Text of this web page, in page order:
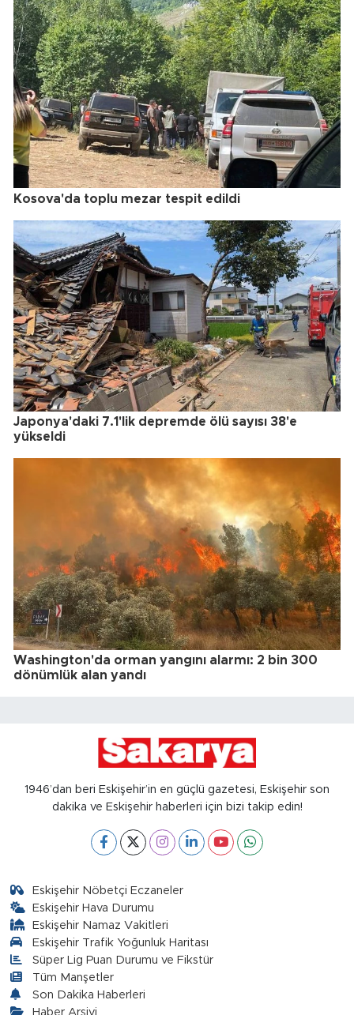
Kosova'da toplu mezar tespit edildi
Japonya'daki 7.1'lik depremde ölü sayısı 38'e
yükseldi
Washington'da orman yangını alarmı: 2 bin 300
dönümlük alan yandı
1946’dan beri Eskişehir’in en güçlü gazetesi, Eskişehir son
dakika ve Eskişehir haberleri için bizi takip edin!
Eskişehir Nöbetçi Eczaneler
Eskişehir Hava Durumu
Eskişehir Namaz Vakitleri
Eskişehir Trafik Yoğunluk Haritası
Süper Lig Puan Durumu ve Fikstür
Tüm Manşetler
Son Dakika Haberleri
Haber Arşivi